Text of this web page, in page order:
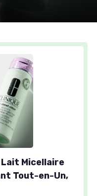
Lait Micellaire
Tout-en-Un,